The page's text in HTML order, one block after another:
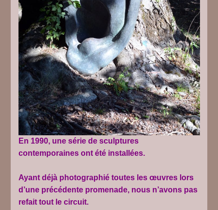
En 1990, une série de sculptures
contemporaines ont été installées.
Ayant déjà photographié toutes les œuvres lors
d’une précédente promenade, nous n’avons pas
refait tout le circuit.